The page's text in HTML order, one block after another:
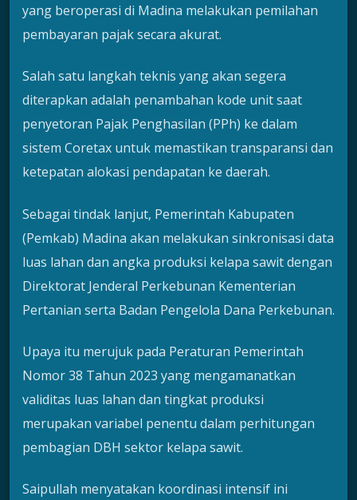
yang beroperasi di Madina melakukan pemilahan
pembayaran pajak secara akurat.
Salah satu langkah teknis yang akan segera
diterapkan adalah penambahan kode unit saat
penyetoran Pajak Penghasilan (PPh) ke dalam
sistem Coretax untuk memastikan transparansi dan
ketepatan alokasi pendapatan ke daerah.
Sebagai tindak lanjut, Pemerintah Kabupaten
(Pemkab) Madina akan melakukan sinkronisasi data
luas lahan dan angka produksi kelapa sawit dengan
Direktorat Jenderal Perkebunan Kementerian
Pertanian serta Badan Pengelola Dana Perkebunan.
Upaya itu merujuk pada Peraturan Pemerintah
Nomor 38 Tahun 2023 yang mengamanatkan
validitas luas lahan dan tingkat produksi
merupakan variabel penentu dalam perhitungan
pembagian DBH sektor kelapa sawit.
Saipullah menyatakan koordinasi intensif ini